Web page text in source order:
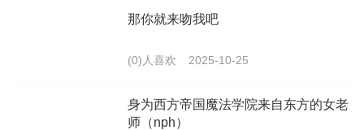
那你就来吻我吧
(0)人喜欢 2025-10-25
身为西方帝国魔法学院来自东方的女老
师（nph）